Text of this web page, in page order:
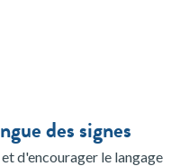
des signes
d'encourager le langage